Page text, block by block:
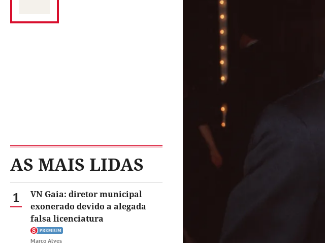
AS MAIS LIDAS
1
VN Gaia: diretor municipal
exonerado devido a alegada
falsa licenciatura
Marco Alves